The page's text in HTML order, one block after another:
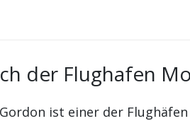
der Flughafen
ist einer der